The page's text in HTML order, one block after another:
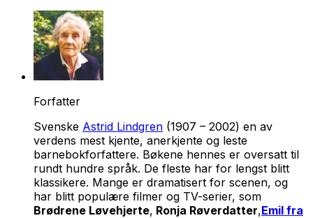
Forfatter
Svenske Astrid Lindgren (1907 – 2002) en av
verdens mest kjente, anerkjente og leste
barnebokforfattere. Bøkene hennes er oversatt til
rundt hundre språk. De fleste har for lengst blitt
klassikere. Mange er dramatisert for scenen, og
har blitt populære filmer og TV-serier, som
Brødrene Løvehjerte, Ronja Røverdatter,Emil fra